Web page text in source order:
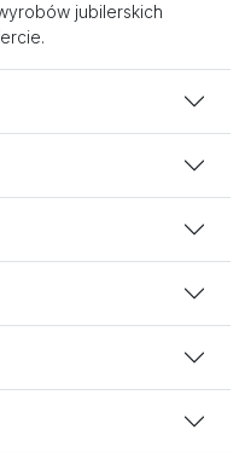
jubilerskich